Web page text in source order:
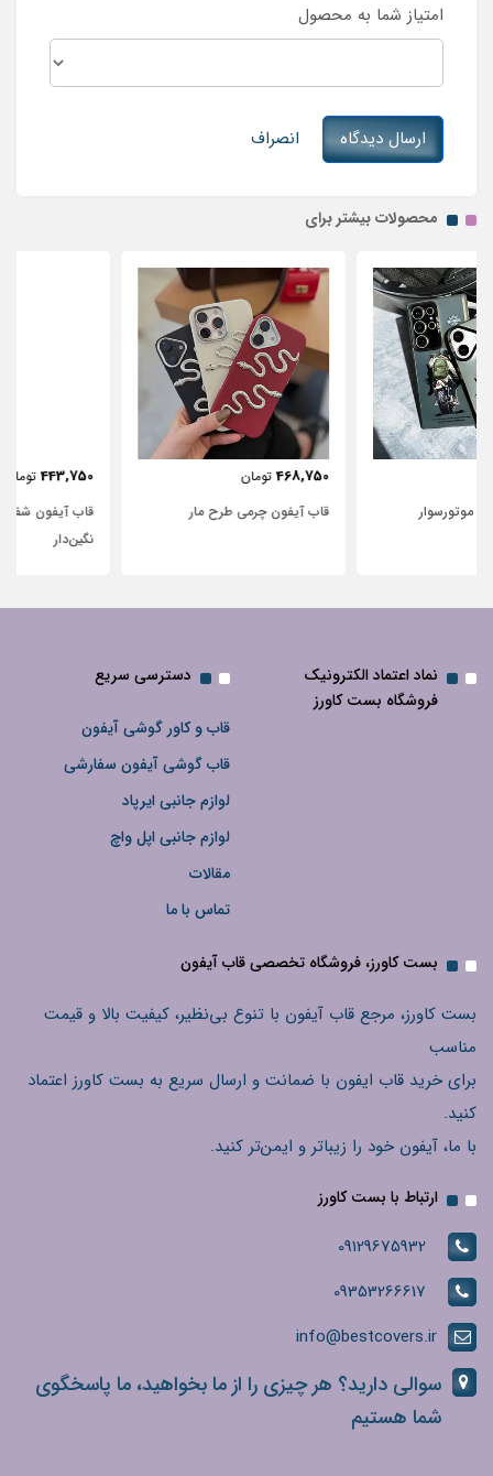
امتیاز شما به محصول
ارسال دیدگاه انصراف
محصولات بیشتر برای
قاب آیفون چرمی طرح مار
قاب آیفون شفاف با پاپیون سفید و
نماد اعتماد الکترونیک
فروشگاه بست کاورز
دسترسی سریع
قاب و کاور گوشی آیفون
قاب گوشی آیفون سفارشی
لوازم جانبی ایرپاد
لوازم جانبی اپل واچ
مقالات
تماس با ما
بست کاورز، فروشگاه تخصصی قاب آیفون
بست کاورز، مرجع قاب آیفون با تنوع بی‌نظیر، کیفیت بالا و قیمت
مناسب
برای خرید قاب ایفون با ضمانت و ارسال سریع به بست کاورز اعتماد
کنید.
با ما، آیفون خود را زیباتر و ایمن‌تر کنید.
ارتباط با بست کاورز
09129675932
09353266617
info@bestcovers.ir
سوالی دارید؟ هر چیزی را از ما بخواهید، ما پاسخگوی
شما هستیم